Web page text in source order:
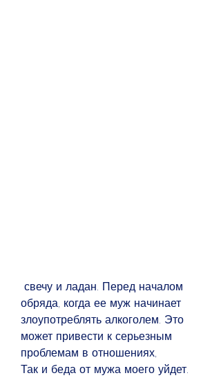
обряда, когда ее муж начинает
злоупотреблять алкоголем. Это
может привести к серьезным
проблемам в отношениях,
Так и беда от мужа моего уйдет.